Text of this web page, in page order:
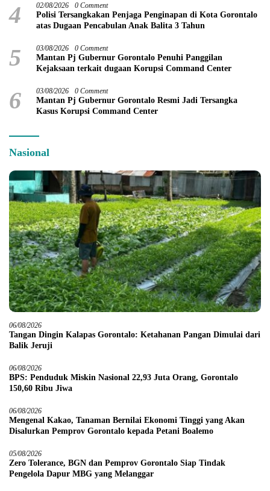
4 02/08/2026 0 Comment
Polisi Tersangkakan Penjaga Penginapan di Kota Gorontalo
atas Dugaan Pencabulan Anak Balita 3 Tahun
5 03/08/2026 0 Comment
Mantan Pj Gubernur Gorontalo Penuhi Panggilan
Kejaksaan terkait dugaan Korupsi Command Center
6 03/08/2026 0 Comment
Mantan Pj Gubernur Gorontalo Resmi Jadi Tersangka
Kasus Korupsi Command Center
Nasional
06/08/2026
Tangan Dingin Kalapas Gorontalo: Ketahanan Pangan Dimulai dari
Balik Jeruji
06/08/2026
BPS: Penduduk Miskin Nasional 22,93 Juta Orang, Gorontalo
150,60 Ribu Jiwa
06/08/2026
Mengenal Kakao, Tanaman Bernilai Ekonomi Tinggi yang Akan
Disalurkan Pemprov Gorontalo kepada Petani Boalemo
05/08/2026
Zero Tolerance, BGN dan Pemprov Gorontalo Siap Tindak
Pengelola Dapur MBG yang Melanggar